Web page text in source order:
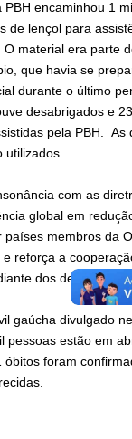
encaminhou 1
de lençol para
material era parte
que havia se
durante o último
desabrigados e
pela PBH. As
utilizados.
com as
global em
países membros da
reforça a
dos desastres
gaúcha divulgado
pessoas estão em
óbitos foram